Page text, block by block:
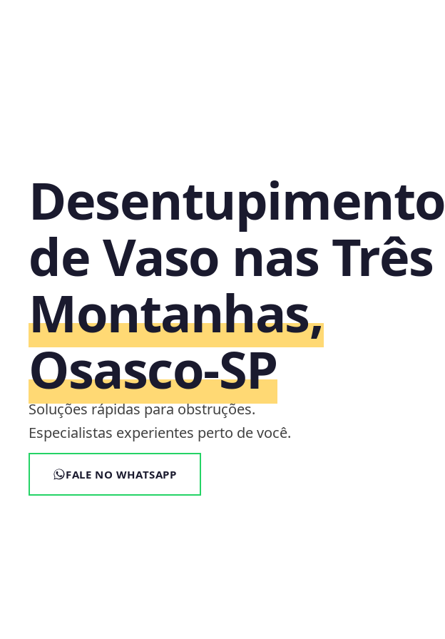
Desentupimento
de Vaso nas Três
Montanhas,
Osasco‑SP
Soluções rápidas para obstruções.
Especialistas experientes perto de você.
FALE NO WHATSAPP